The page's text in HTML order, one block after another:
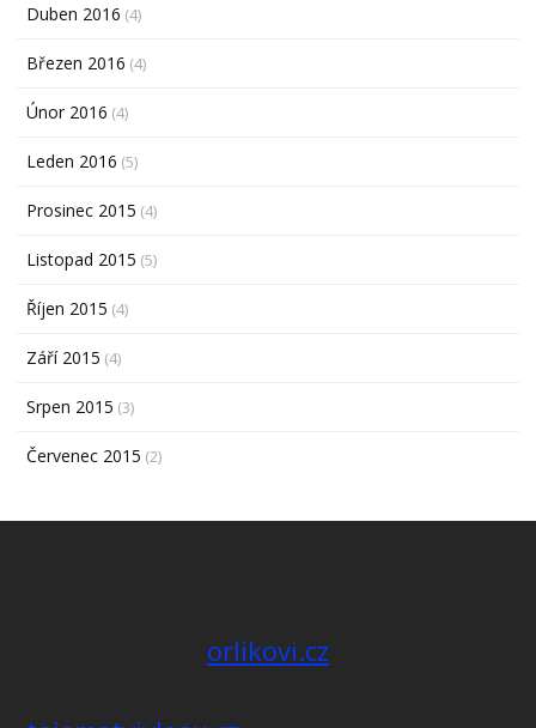
Duben 2016 (4)
Březen 2016 (4)
Únor 2016 (4)
Leden 2016 (5)
Prosinec 2015 (4)
Listopad 2015 (5)
Říjen 2015 (4)
Září 2015 (4)
Srpen 2015 (3)
Červenec 2015 (2)
orlikovi.cz